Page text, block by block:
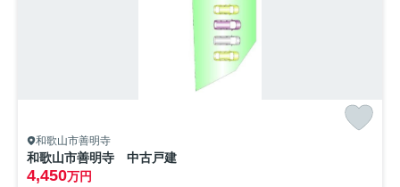
和歌山市善明寺
和歌山市善明寺 中古戸建
4,450万円